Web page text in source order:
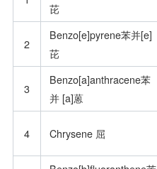
芘
2
Benzo[e]pyrene苯并[e]
芘
3
Benzo[a]anthracene苯
并 [a]蒽
4 Chrysene 屈